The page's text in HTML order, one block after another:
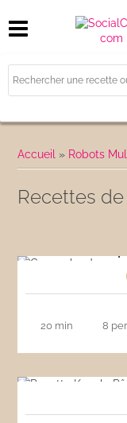
Accueil » Robots
Recettes
20 min 8